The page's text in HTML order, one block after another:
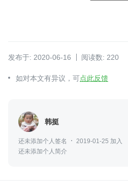
发布于: 2020-06-16 阅读数: 220
如对本文有异议，可点此反馈
韩挺
还未添加个人签名
2019-01-25 加入
还未添加个人简介